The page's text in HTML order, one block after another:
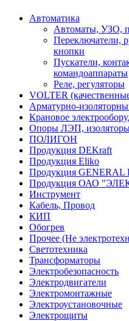
Автоматика
Автоматы, УЗО,
Переключатели,
кнопки
Пускатели,
командоаппараты
Реле, регуляторы
VOLTER
Арматурно-
Крановое
Опоры ЛЭП, изоляторы
ПОЛИГОН
Продукция DEKraft
Продукция Eliko
Продукция GENERAL
Продукция ОАО
Инструмент
Кабель, Провод
КИП
Обогрев
Прочее (Не
Светотехника
Трансформаторы
Электробезопасность
Электродвигатели
Электромонтажные
Электроустановочные
Электрощиты